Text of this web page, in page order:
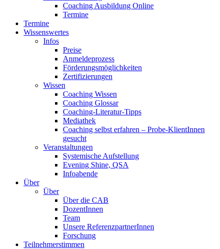
Coaching Ausbildung Online
Termine
Termine
Wissenswertes
Infos
Preise
Anmeldeprozess
Förderungsmöglichkeiten
Zertifizierungen
Wissen
Coaching Wissen
Coaching Glossar
Coaching-Literatur-Tipps
Mediathek
Coaching selbst erfahren – Probe-KlientInnen
gesucht
Veranstaltungen
Systemische Aufstellung
Evening Shine, QSA
Infoabende
Über
Über
Über die CAB
DozentInnen
Team
Unsere ReferenzpartnerInnen
Forschung
Teilnehmerstimmen